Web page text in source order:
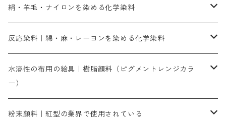
直接染料－染色手順が簡単
人気のおすすめ直接染料
染色に必要な薬品類
絹・羊毛・ナイロンを染める化学染料
お買い得品
染料一覧
人気のおすすめ染料
染色に必要な薬品類
反応染料｜綿・麻・レーヨンを染める化学染料
お勧めの3原色（赤・青・黄色）
お勧め｜スミフィックス～
3原色以外の色目
水溶性の布用の絵具｜樹脂顔料（ピグメントレンジカラ
ー）
ネオカラー（色）
粉末顔料｜紅型の業界で使用されている